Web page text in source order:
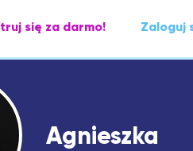
się za darmo! Zaloguj
Agnieszka